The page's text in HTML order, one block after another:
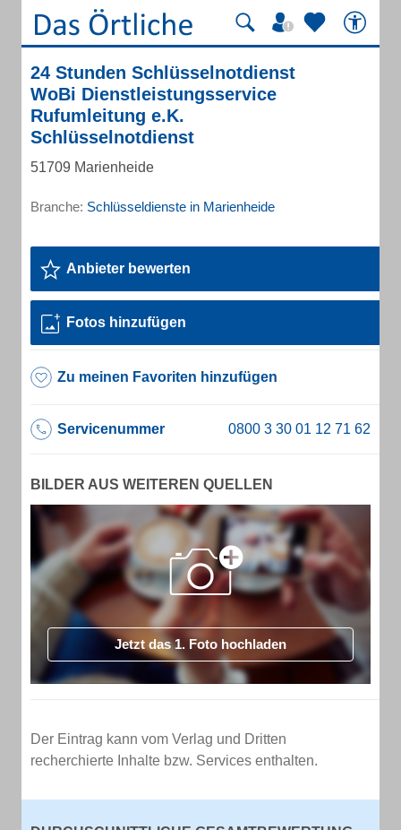
24 Stunden Schlüsselnotdienst
WoBi Dienstleistungsservice
Rufumleitung e.K.
Schlüsselnotdienst
51709 Marienheide
Branche: Schlüsseldienste in Marienheide
Anbieter bewerten
Fotos hinzufügen
Zu meinen Favoriten hinzufügen
Servicenummer
BILDER AUS WEITEREN QUELLEN
Jetzt das 1. Foto hochladen
Der Eintrag kann vom Verlag und Dritten
recherchierte Inhalte bzw. Services enthalten.